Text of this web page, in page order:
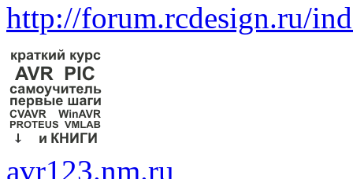
http://forum.rcdesign.ru/
avr123.nm.ru